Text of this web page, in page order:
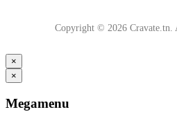
Copyright © 2026 Cravate.tn.
×
×
Megamenu